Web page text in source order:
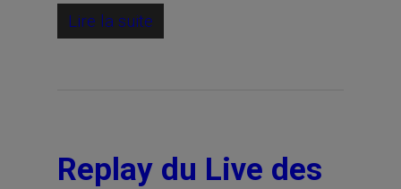
Lire la suite
Replay du Live des